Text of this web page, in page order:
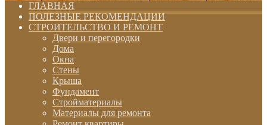
ГЛАВНАЯ
ПОЛЕЗНЫЕ РЕКОМЕНДАЦИИ
СТРОИТЕЛЬСТВО И РЕМОНТ
Двери и перегородки
Дома
Окна
Стены
Крыша
Фундамент
Стройматериалы
Материалы для ремонта